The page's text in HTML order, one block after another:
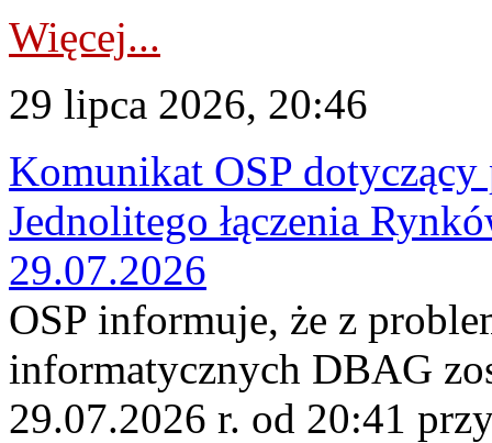
Więcej...
29 lipca 2026, 20:46
Komunikat OSP
Jednolitego łączenia
29.07.2026
OSP informuje, że z
informatycznych DBAG
29.07.2026 r. od 20:41